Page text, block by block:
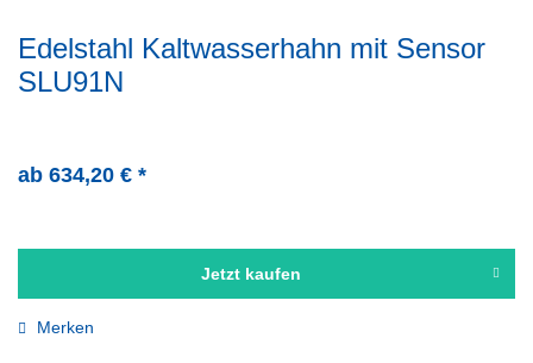
Edelstahl Kaltwasserhahn mit Sensor
SLU91N
ab 634,20 € *
Jetzt kaufen
Merken